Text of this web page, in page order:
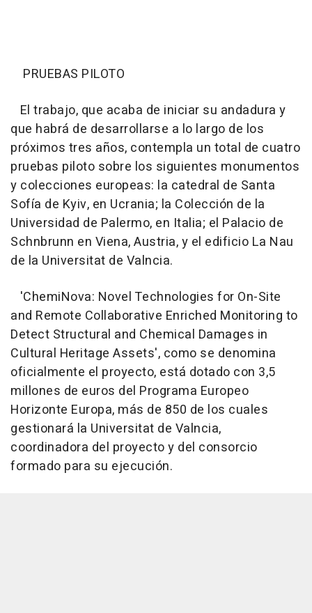
PRUEBAS PILOTO
El trabajo, que acaba de iniciar su andadura y
que habrá de desarrollarse a lo largo de los
próximos tres años, contempla un total de cuatro
pruebas piloto sobre los siguientes monumentos
y colecciones europeas: la catedral de Santa
Sofía de Kyiv, en Ucrania; la Colección de la
Universidad de Palermo, en Italia; el Palacio de
Schnbrunn en Viena, Austria, y el edificio La Nau
de la Universitat de Valncia.
'ChemiNova: Novel Technologies for On-Site
and Remote Collaborative Enriched Monitoring to
Detect Structural and Chemical Damages in
Cultural Heritage Assets', como se denomina
oficialmente el proyecto, está dotado con 3,5
millones de euros del Programa Europeo
Horizonte Europa, más de 850 de los cuales
gestionará la Universitat de Valncia,
coordinadora del proyecto y del consorcio
formado para su ejecución.